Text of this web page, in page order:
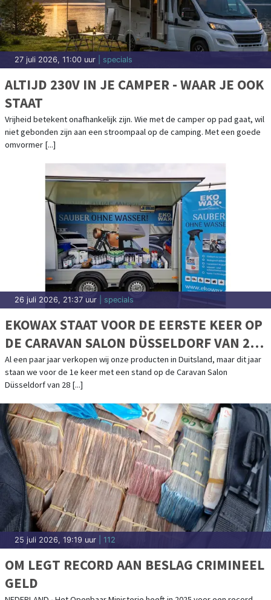
27 juli 2026, 11:00 uur | specials
ALTIJD 230V IN JE CAMPER - WAAR JE OOK
STAAT
Vrijheid betekent onafhankelijk zijn. Wie met de camper op pad gaat, wil
niet gebonden zijn aan een stroompaal op de camping. Met een goede
omvormer [...]
26 juli 2026, 21:37 uur | specials
EKOWAX STAAT VOOR DE EERSTE KEER OP
DE CARAVAN SALON DÜSSELDORF VAN 28
AUGUSTUS T/M 6 SEPTEMBER
Al een paar jaar verkopen wij onze producten in Duitsland, maar dit jaar
staan we voor de 1e keer met een stand op de Caravan Salon
Düsseldorf van 28 [...]
25 juli 2026, 19:19 uur | 112
OM LEGT RECORD AAN BESLAG CRIMINEEL
GELD